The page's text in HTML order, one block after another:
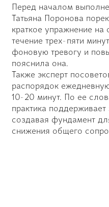
Перед началом
Татьяна Поронова
краткое упражнение
течение трех-пяти
фоновую тревогу и
пояснила она.
Также эксперт
распорядок
10-20 минут. По ее
практика
создавая фундамент
снижения общего